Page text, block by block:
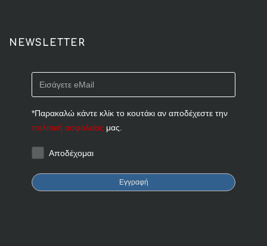
NEWSLETTER
*Παρακαλώ κάντε κλίκ το κουτάκι αν αποδέχεστε την
πολιτική ασφαλείας μας.
Αποδέχομαι
Εγγραφή